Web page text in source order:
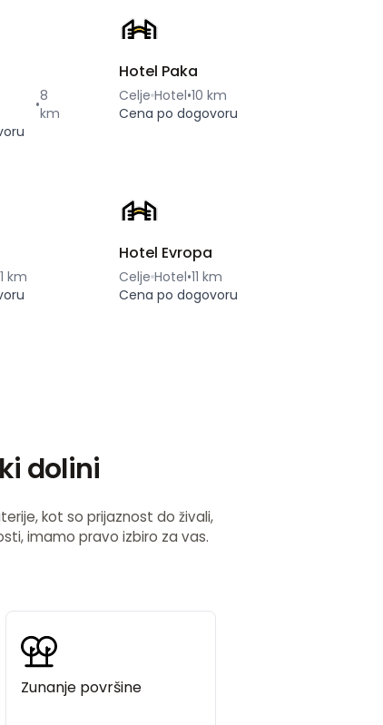
•8
km
Hotel Paka
Celje Hotel•10 km
Cena po dogovoru
km
Hotel Evropa
Celje Hotel•11 km
Cena po dogovoru
dolini
kot so prijaznost do živali,
imamo pravo izbiro za vas.
Zunanje površine